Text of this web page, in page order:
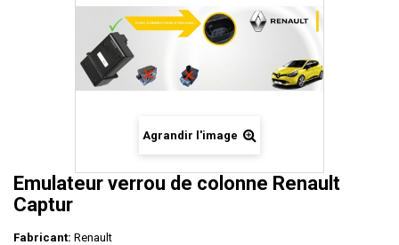
Agrandir l'image
Emulateur verrou de colonne Renault
Captur
Fabricant: Renault